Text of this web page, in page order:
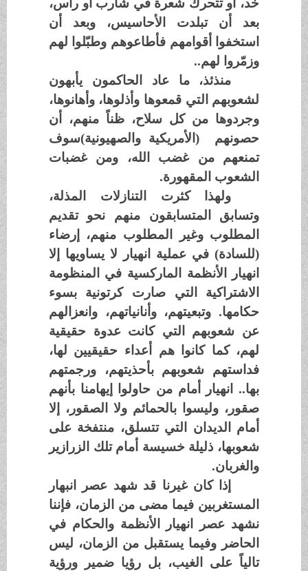
خد، أو تتحرك شعرة في شارب أو رأس،
بعد أن تبلدت الأحاسيس، وبعد أن
استخفوا أقوامهم فأطاعوهم وطبّلوا لهم
وزمّروا لهم..
منذئذ، ما عاد الحاكمون يأبهون
لشعوبهم التي قمعوها وأذلوها، وأهانوها،
وجردوها من كل سلاح، ظناً منهم، أن
حصونهم (الأمريكية والصهيونية)سوف
تمنعهم من غضب الله، ومن غضبات
الشعوب المقهورة.
ولهذا كثرت التنازلات المذلة،
وتسابق المتسابقون منهم نحو تقديم
المطلوب وغير المطلوب منهم، إرضاء
(للسادة) في عملية انهيار لا يساويها إلا
انهيار الأنظمة الماركسية في المنظومة
الاشتراكية التي صارت كرتونية بسوء
حكامها. وتبعيتهم، وأنانياتهم، وانعزالهم
عن شعوبهم التي كانت عدوة حقيقية
لهم، كما كانوا هم أعداء حقيقيين لها،
فداستهم شعوبهم بأحذيتهم، ورجمتهم
بها.. انهيار أمام من حاولوا إيهامنا بأنهم
صقور، وليسوا بالحمائم ولا الصقور، إلا
أمام الديدان التي تتسلق، منتفخة على
شعوبها، ذليلة خسيسة أمام تلك الزرازير
والغربان.
إذا كان غيرنا قد شهد عصر انبهار
المستغربين فيما مضى من الزمان، فإننا
نشهد عصر انهيار الأنظمة والحكام في
الحاضر وفيما يستقبل من الزمان، ليس
تالياً على الغيب، بل رؤيا ضمير ورؤية